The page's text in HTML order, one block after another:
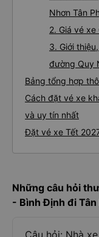
Nhơn Tân
2. Giá vé xe
3. Giới
đường Quy
Bảng tổng hợp
Cách đặt vé xe
và uy tín nhất
Đặt vé xe Tết
Những câu hỏi
- Bình Định đi Tân
Câu hỏi: Nhà